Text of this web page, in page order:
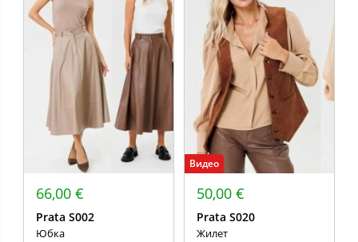
66,00 €
Prata S002
Юбка
Видео
50,00 €
Prata S020
Жилет